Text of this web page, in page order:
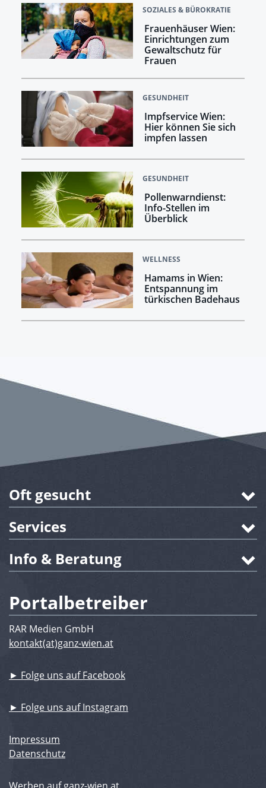
SOZIALES & BÜROKRATIE
Frauenhäuser Wien:
Einrichtungen zum
Gewaltschutz für
Frauen
GESUNDHEIT
Impfservice Wien:
Hier können Sie sich
impfen lassen
GESUNDHEIT
Pollenwarndienst:
Info-Stellen im
Überblick
WELLNESS
Hamams in Wien:
Entspannung im
türkischen Badehaus
Oft gesucht
Services
Info & Beratung
Portalbetreiber
RAR Medien GmbH
kontakt(at)ganz-wien.at
► Folge uns auf Facebook
► Folge uns auf Instagram
Impressum
Datenschutz